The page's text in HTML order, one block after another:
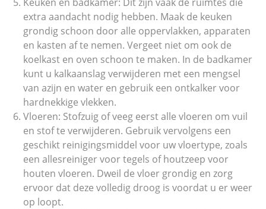
extra aandacht nodig hebben. Maak de keuken
grondig schoon door alle oppervlakken, apparaten
en kasten af te nemen. Vergeet niet om ook de
koelkast en oven schoon te maken. In de badkamer
kunt u kalkaanslag verwijderen met een mengsel
van azijn en water en gebruik een ontkalker voor
hardnekkige vlekken.
Vloeren: Stofzuig of veeg eerst alle vloeren om vuil
en stof te verwijderen. Gebruik vervolgens een
geschikt reinigingsmiddel voor uw vloertype, zoals
een allesreiniger voor tegels of houtzeep voor
houten vloeren. Dweil de vloer grondig en zorg
ervoor dat deze volledig droog is voordat u er weer
op loopt.